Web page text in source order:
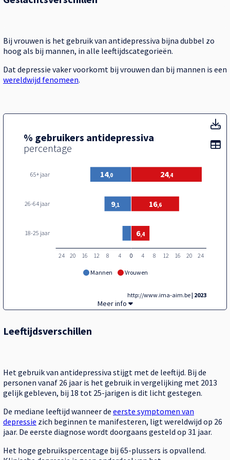
Bij vrouwen is het gebruik van antidepressiva bijna dubbel zo
hoog als bij mannen, in alle leeftijdscategorieën.
Dat depressie vaker voorkomt bij vrouwen dan bij mannen is een
wereldwijd fenomeen.
% gebruikers antidepressiva
percentage
Mannen Vrouwen
0 4 8 12 16 20 24
0
4
8
12
16
20
24
18-25 jaar
26-64 jaar
65+ jaar
6,4
16,6
24,4
9,1
14,0
http://www.ima-aim.be| 2023
% gebruikers antidepressiva,
Meer info
Leeftijdsverschillen
Het gebruik van antidepressiva stijgt met de leeftijd. Bij de
personen vanaf 26 jaar is het gebruik in vergelijking met 2013
gelijk gebleven, bij 18 tot 25-jarigen is dit licht gestegen.
De mediane leeftijd wanneer de eerste symptomen van
depressie zich beginnen te manifesteren, ligt wereldwijd op 26
jaar. De eerste diagnose wordt doorgaans gesteld op 31 jaar.
Het hoge gebruikspercentage bij 65-plussers is opvallend.